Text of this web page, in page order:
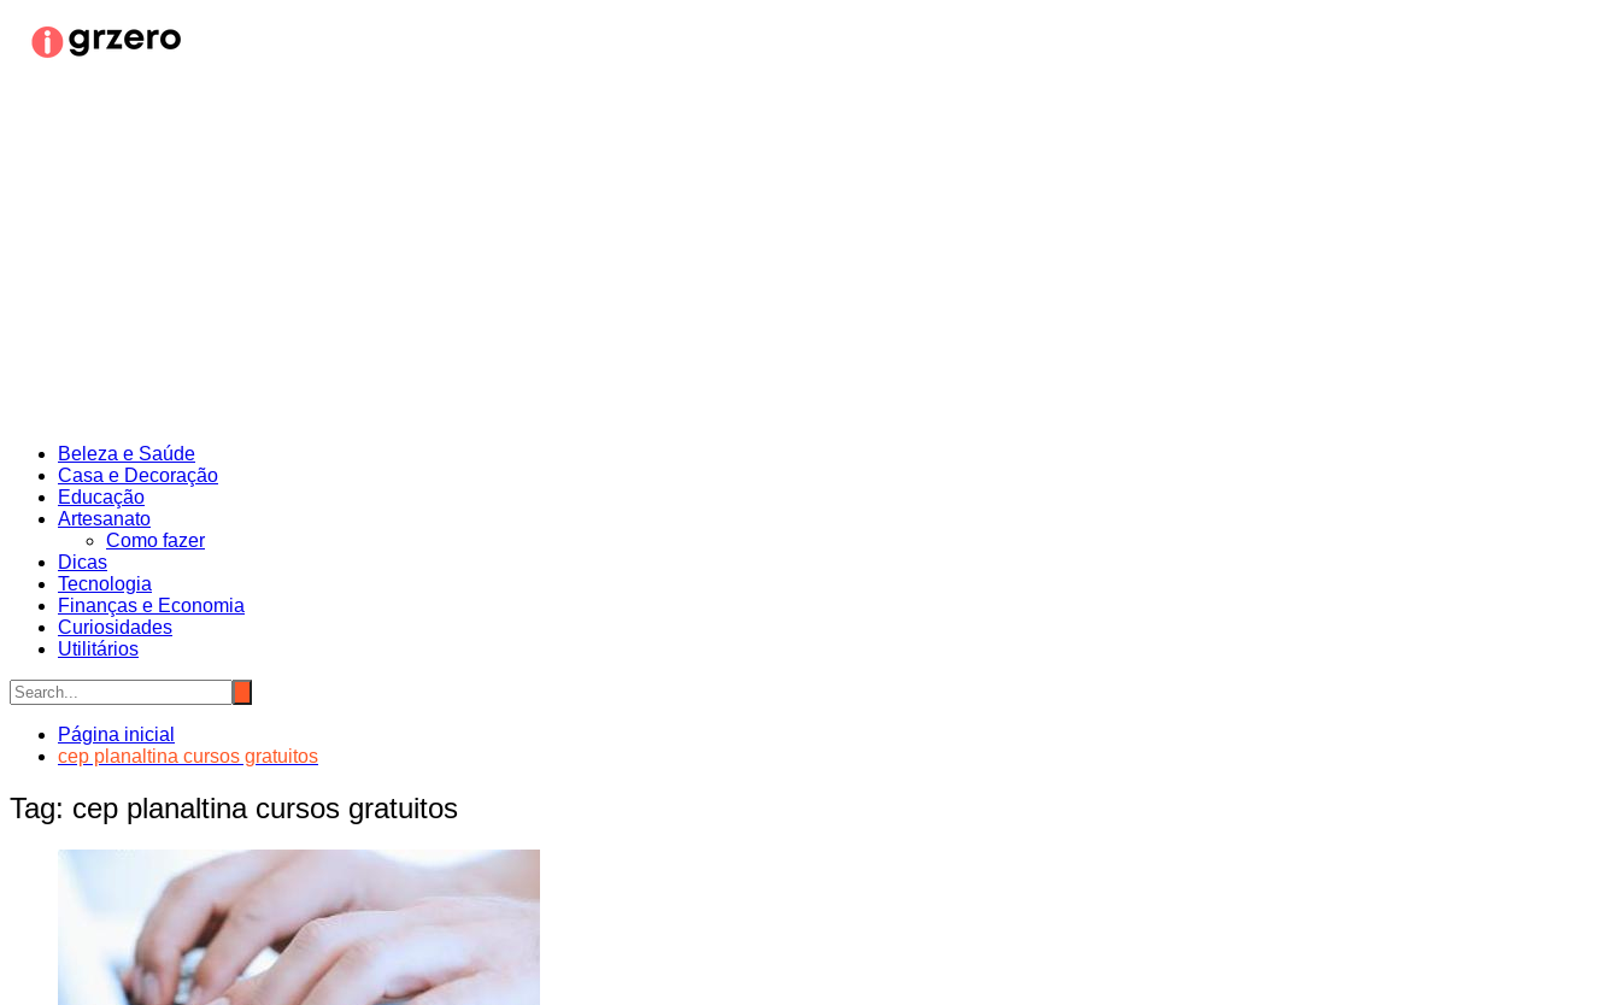
para
Beleza e Saúde
Casa e Decoração
Educação
Artesanato
Como fazer
Dicas
Tecnologia
Finanças e Economia
Curiosidades
Utilitários
Página inicial
cep planaltina cursos gratuitos
Tag: cep planaltina cursos gratuitos